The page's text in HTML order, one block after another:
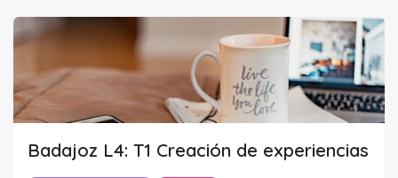
Badajoz L4: T1 Creación de experiencias